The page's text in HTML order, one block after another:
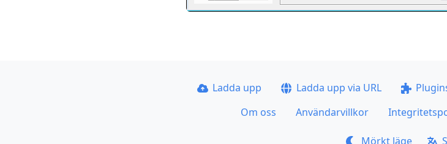
Ladda upp Ladda upp via URL
Om oss
Användarvillkor
Mörkt läge